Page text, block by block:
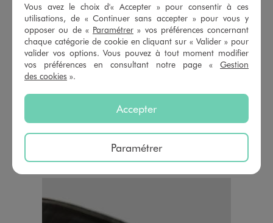
Vous avez le choix d'« Accepter » pour consentir à ces
utilisations, de « Continuer sans accepter » pour vous y
opposer ou de « Paramétrer » vos préférences concernant
chaque catégorie de cookie en cliquant sur « Valider » pour
valider vos options. Vous pouvez à tout moment modifier
vos préférences en consultant notre page « Gestion
des cookies ».
Accepter
Paramétrer